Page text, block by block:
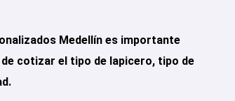
Medellín es importante
cotizar el tipo de lapicero, tipo de